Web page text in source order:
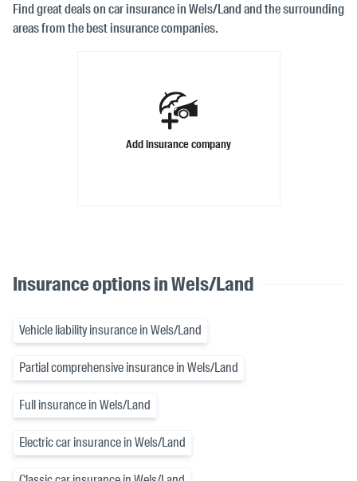
Find great deals on car insurance in Wels/Land and the surrounding
areas from the best insurance companies.
Add insurance company
Insurance options in Wels/Land
Vehicle liability insurance in Wels/Land
Partial comprehensive insurance in Wels/Land
Full insurance in Wels/Land
Electric car insurance in Wels/Land